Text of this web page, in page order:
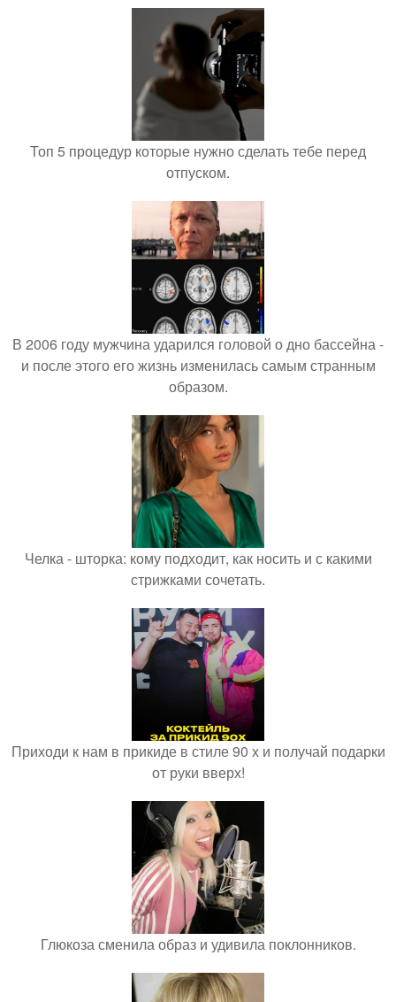
Топ 5 процедур которые нужно сделать тебе перед
отпуском.
В 2006 году мужчина ударился головой о дно бассейна -
и после этого его жизнь изменилась самым странным
образом.
Челка - шторка: кому подходит, как носить и с какими
стрижками сочетать.
Приходи к нам в прикиде в стиле 90 х и получай подарки
от руки вверх!
Глюкоза сменила образ и удивила поклонников.